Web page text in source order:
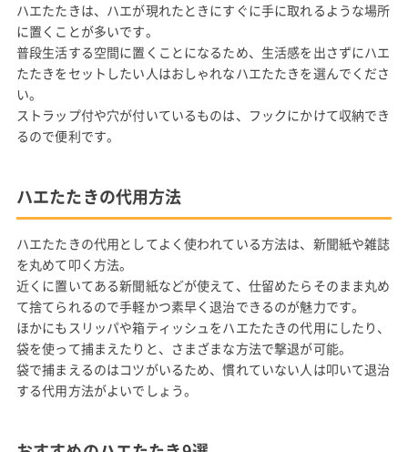
ハエたたきは、ハエが現れたときにすぐに手に取れるような場所
に置くことが多いです。
普段生活する空間に置くことになるため、生活感を出さずにハエ
たたきをセットしたい人はおしゃれなハエたたきを選んでくださ
い。
ストラップ付や穴が付いているものは、フックにかけて収納でき
るので便利です。
ハエたたきの代用方法
ハエたたきの代用としてよく使われている方法は、新聞紙や雑誌
を丸めて叩く方法。
近くに置いてある新聞紙などが使えて、仕留めたらそのまま丸め
て捨てられるので手軽かつ素早く退治できるのが魅力です。
ほかにもスリッパや箱ティッシュをハエたたきの代用にしたり、
袋を使って捕まえたりと、さまざまな方法で撃退が可能。
袋で捕まえるのはコツがいるため、慣れていない人は叩いて退治
する代用方法がよいでしょう。